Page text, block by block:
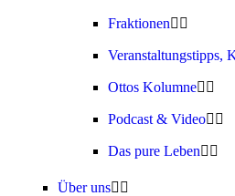
Fraktionen
Veranstaltungstipps,
Ottos Kolumne
Podcast & Video
Das pure Leben
Über uns